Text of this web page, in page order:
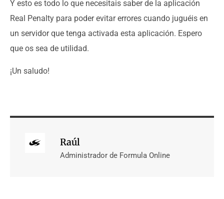
Y esto es todo lo que necesitais saber de la aplicación
Real Penalty para poder evitar errores cuando juguéis en
un servidor que tenga activada esta aplicación. Espero
que os sea de utilidad.
¡Un saludo!
Raúl
Administrador de Formula Online